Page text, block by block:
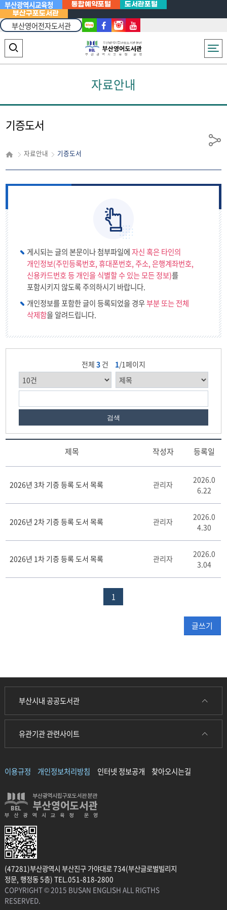
Powered
by
부산광역시교육청 통합예약포털
도서관포털
부산구포도서관
부산영어전자도서관
전체메뉴
검
색
역
열
자료안내
기증도서
자료안내 기증도서
공
게시되는 글의 본문이나 첨부파일에자신 혹은 타인의
개인정보(주민등록번호, 휴대폰번호, 주소, 은행계좌번호,
신용카드번호 등 개인을 식별할 수 있는 모든 정보)를
포함시키지 않도록 주의하시기 바랍니다.
개인정보를 포함한 글이 등록되었을 경우부분 또는 전체
삭제함을 알려드립니다.
전체 3 건 1/1페이지
검색
증
서
시
스
테
제목 작성자 등록일
2026년 3차 기증 등록 도서 목록 관리자
2026.0
6.22
2026년 2차 기증 등록 도서 목록 관리자
2026.0
4.30
2026년 1차 기증 등록 도서 목록 관리자
2026.0
3.04
1
글쓰기
부산시내 공공도서관
유관기관 관련사이트
이용규정 개인정보처리방침 인터넷 정보공개 찾아오시는길
(47281)부산광역시 부산진구 가야대로 734(부산글로벌빌리지
정문, 행정동 5층) TEL.051-818-2800
COPYRIGHT © 2015 BUSAN ENGLISH ALL RIGTHS
RESERVED.